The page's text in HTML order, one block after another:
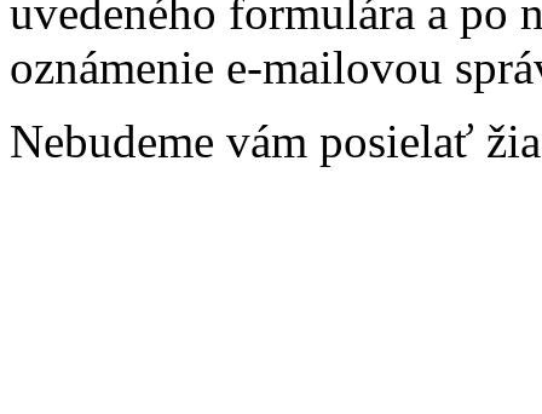
uvedeného formulára a po
oznámenie e-mailovou
Nebudeme vám posielať